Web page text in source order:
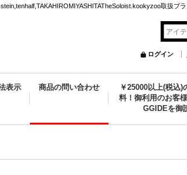
取扱ブ
ログイン
表示 商品の問い合わせ
￥25000以上(税込)
料！御利用のお客
GGIDEを御